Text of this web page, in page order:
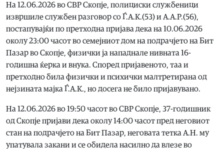
На 12.06.2026 во СВР Скопје, полициски службеници
извршиле службен разговор со Ѓ.А.К.(53) и А.А.Р.(56),
постапувајќи по претходна пријава дека на 10.06.2026
околу 23:00 часот во семејниот дом на подрачјето на Бит
Пазар во Скопје, физички ја нападнале нивната 16-
годишна ќерка и внука. Според пријавеното, таа и
претходно била физички и психички малтретирана од
нејзината мајка Ѓ.А.К., но досега не било пријавувано.
На 12.06.2026 во 19:50 часот во СВР Скопје, 37-годишник
од Скопје пријави дека околу 14:00 часот пред неговиот
стан на подрачјето на Бит Пазар, неговата тетка А.Н. му
упатувала закани и се обидела насилно да влезе во